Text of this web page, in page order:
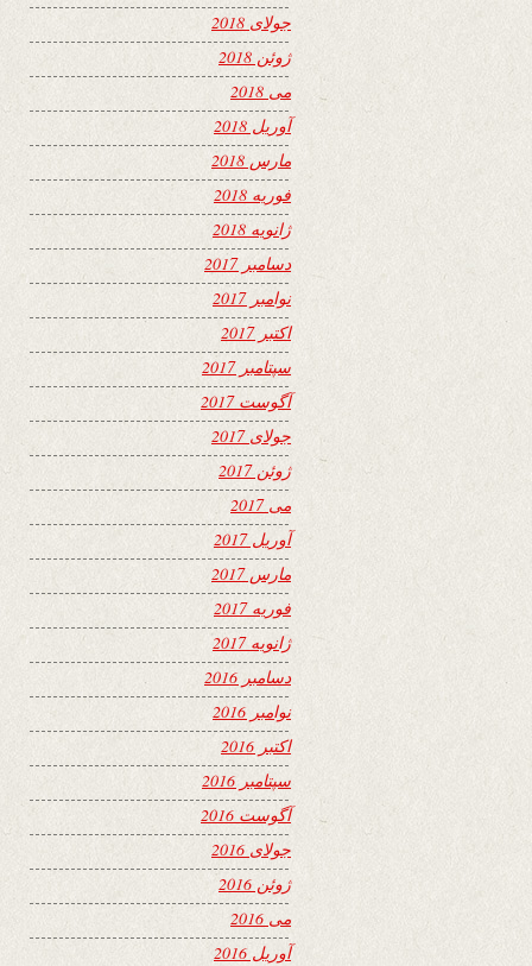
جولای 2018
ژوئن 2018
می 2018
آوریل 2018
مارس 2018
فوریه 2018
ژانویه 2018
دسامبر 2017
نوامبر 2017
اکتبر 2017
سپتامبر 2017
آگوست 2017
جولای 2017
ژوئن 2017
می 2017
آوریل 2017
مارس 2017
فوریه 2017
ژانویه 2017
دسامبر 2016
نوامبر 2016
اکتبر 2016
سپتامبر 2016
آگوست 2016
جولای 2016
ژوئن 2016
می 2016
آوریل 2016